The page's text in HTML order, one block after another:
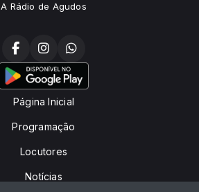
A Rádio de Agudos
Página Inicial
Programação
Locutores
Notícias